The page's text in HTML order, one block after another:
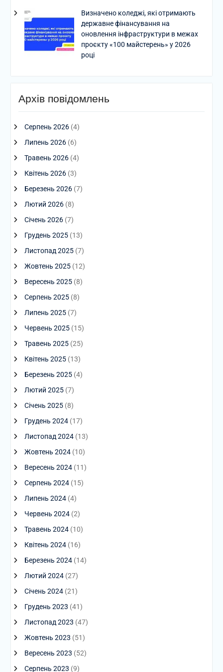
Визначено коледжі, які отримають
державне фінансування на
оновлення інфраструктури в межах
проєкту «100 майстерень» у 2026
році
Архів повідомлень
Серпень 2026(4)
Липень 2026(6)
Травень 2026(4)
Квітень 2026(3)
Березень 2026(7)
Лютий 2026(8)
Січень 2026(7)
Грудень 2025(13)
Листопад 2025(7)
Жовтень 2025(12)
Вересень 2025(8)
Серпень 2025(8)
Липень 2025(7)
Червень 2025(15)
Травень 2025(25)
Квітень 2025(13)
Березень 2025(4)
Лютий 2025(7)
Січень 2025(8)
Грудень 2024(17)
Листопад 2024(13)
Жовтень 2024(10)
Вересень 2024(11)
Серпень 2024(15)
Липень 2024(4)
Червень 2024(2)
Травень 2024(10)
Квітень 2024(16)
Березень 2024(14)
Лютий 2024(27)
Січень 2024(21)
Грудень 2023 (41)
Листопад 2023 (47)
Жовтень 2023 (51)
Вересень 2023 (52)
Серпень 2023 (9)